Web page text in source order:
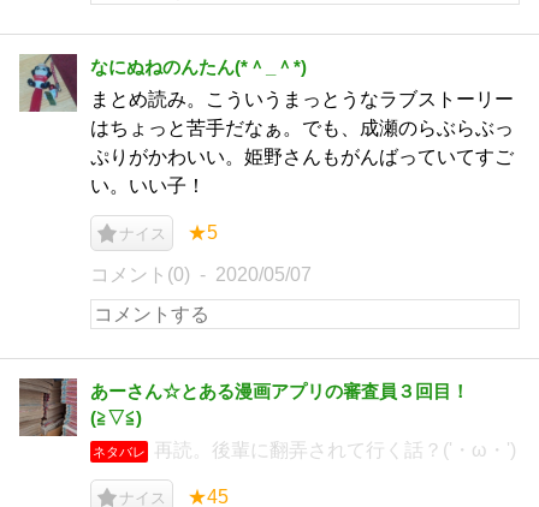
なにぬねのんたん(*＾_＾*)
まとめ読み。こういうまっとうなラブストーリー
はちょっと苦手だなぁ。でも、成瀬のらぶらぶっ
ぷりがかわいい。姫野さんもがんばっていてすご
い。いい子！
ナイス ★5
コメント(0) 2020/05/07
あーさん☆とある漫画アプリの審査員３回目！
(⁠≧⁠▽⁠≦⁠)
ネタバレ 再読。後輩に翻弄されて行く話？('・ω・')
ナイス ★45